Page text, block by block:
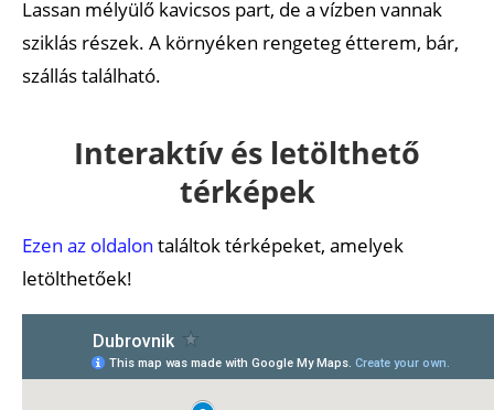
Lassan mélyülő kavicsos part, de a vízben vannak
sziklás részek. A környéken rengeteg étterem, bár,
szállás található.
Interaktív és letölthető
térképek
Ezen az oldalon találtok térképeket, amelyek
letölthetőek!